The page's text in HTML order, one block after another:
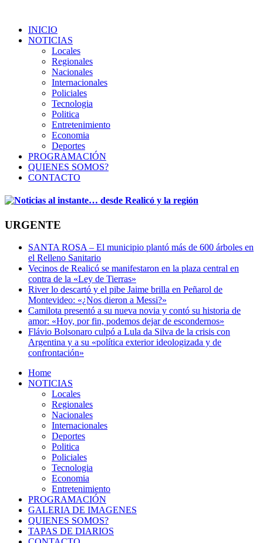
INICIO
NOTICIAS
Locales
Regionales
Nacionales
Internacionales
Policiales
Tecnologia
Politica
Entretenimiento
Economia
Deportes
PROGRAMACIÓN
QUIENES SOMOS?
CONTACTO
URGENTE
SANTA ROSA – El municipio plantó más de 600 árboles en
el Relleno Sanitario
Vecinos de Realicó se manifestaron en la plaza central en
contra de la «Ley de Tierras»
River lo descartó y el pibe Jaime brilla en Peñarol de
Montevideo: «¿Nos dieron a Messi?»
Camilota presentó a su nueva novia y contó su historia de
amor: «Hoy, por fin, podemos dejar de escondernos»
Flávio Bolsonaro culpó a Lula da Silva de la crisis con
Argentina y a su «política exterior ideologizada y de
confrontación»
Home
NOTICIAS
Locales
Regionales
Nacionales
Internacionales
Deportes
Politica
Policiales
Tecnologia
Economia
Entretenimiento
PROGRAMACIÓN
GALERIA DE IMAGENES
QUIENES SOMOS?
TAPAS DE DIARIOS